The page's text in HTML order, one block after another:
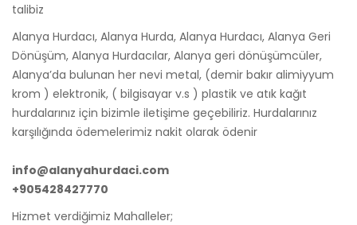
talibiz
Alanya Hurdacı, Alanya Hurda, Alanya Hurdacı, Alanya Geri
Dönüşüm, Alanya Hurdacılar, Alanya geri dönüşümcüler,
Alanya’da bulunan her nevi metal, (demir bakır alimiyyum
krom ) elektronik, ( bilgisayar v.s ) plastik ve atık kağıt
hurdalarınız için bizimle iletişime geçebiliriz. Hurdalarınız
karşılığında ödemelerimiz nakit olarak ödenir
info@alanyahurdaci.com
+905428427770
Hizmet verdiğimiz Mahalleler;